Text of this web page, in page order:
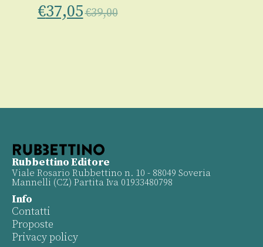
€37,05€39,00
Rubbettino Editore
Viale Rosario Rubbettino n. 10 - 88049 Soveria
Mannelli (CZ) Partita Iva 01933480798
Info
Contatti
Proposte
Privacy policy